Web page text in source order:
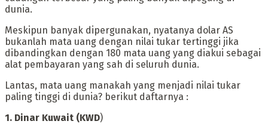
dunia.
‎Meskipun banyak dipergunakan, nyatanya dolar AS
bukanlah mata uang dengan nilai tukar tertinggi jika
dibandingkan dengan 180 mata uang yang diakui sebagai
alat pembayaran yang sah di seluruh dunia.
‎Lantas, mata uang manakah yang menjadi nilai tukar
paling tinggi di dunia? berikut daftarnya :
‎1. Dinar Kuwait (KWD)